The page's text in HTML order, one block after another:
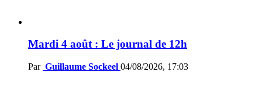
Mardi 4 août : Le journal de 12h
Par Guillaume Sockeel 04/08/2026, 17:03